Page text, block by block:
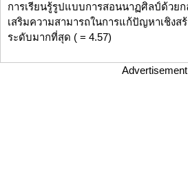
การเรียนรู้รูปแบบการสอนนาฏศิลป์ด้วย
เสริมความสามารถในการแก้ปัญหาเชิงส
ระดับมากที่สุด ( = 4.57)
Advertisement